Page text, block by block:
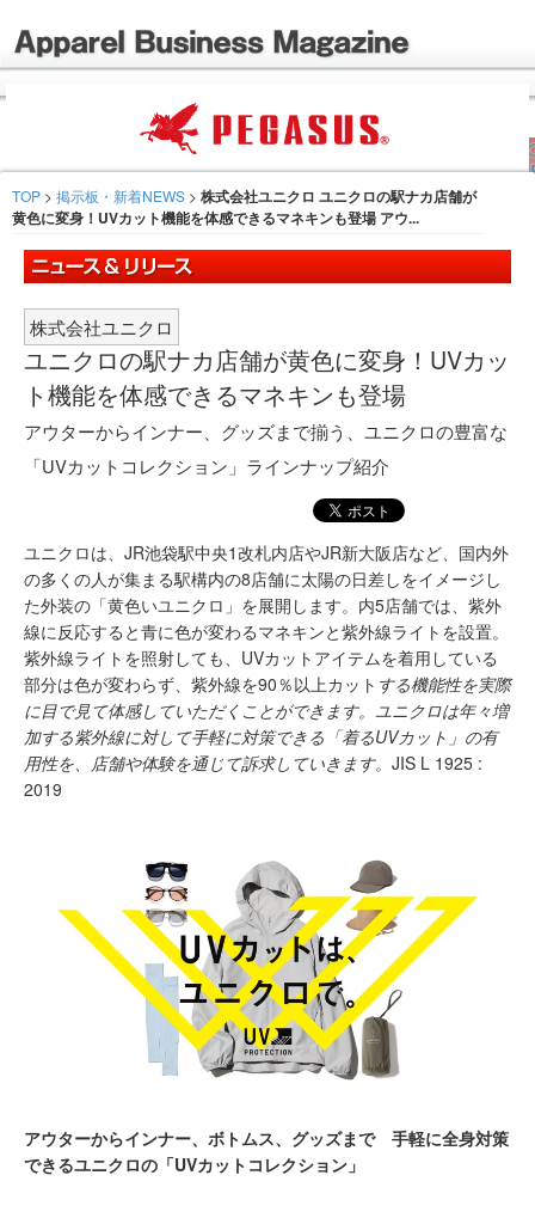
TOP > 掲示板・新着NEWS > 株式会社ユニクロ ユニクロの駅ナカ店舗が
黄色に変身！UVカット機能を体感できるマネキンも登場 アウ...
株式会社ユニクロ
ユニクロの駅ナカ店舗が黄色に変身！UVカッ
ト機能を体感できるマネキンも登場
アウターからインナー、グッズまで揃う、ユニクロの豊富な
「UVカットコレクション」ラインナップ紹介
ユニクロは、JR池袋駅中央1改札内店やJR新大阪店など、国内外
の多くの人が集まる駅構内の8店舗に太陽の日差しをイメージし
た外装の「黄色いユニクロ」を展開します。内5店舗では、紫外
線に反応すると青に色が変わるマネキンと紫外線ライトを設置。
紫外線ライトを照射しても、UVカットアイテムを着用している
部分は色が変わらず、紫外線を90％以上カット する機能性を実際
に目で見て体感していただくことができます。ユニクロは年々増
加する紫外線に対して手軽に対策できる「着るUVカット」の有
用性を、店舗や体験を通じて訴求していきます。 JIS L 1925 :
2019
アウターからインナー、ボトムス、グッズまで 手軽に全身対策
できるユニクロの「UVカットコレクション」